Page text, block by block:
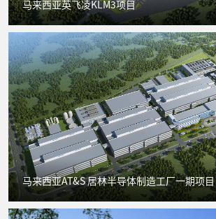
马来西亚英飞凌KLM3项目
马来西亚AT&S 居林半导体制造工厂一期项目